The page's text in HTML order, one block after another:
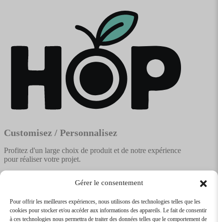
Gérer le consentement
Pour offrir les meilleures expériences, nous utilisons des technologies telles que les
cookies pour stocker et/ou accéder aux informations des appareils. Le fait de consentir
à ces technologies nous permettra de traiter des données telles que le comportement de
Customisez / Personnalisez
Profitez d'un large choix de produit et de notre expérience
pour réaliser votre projet.
Textile Articles Publicitaires Infos